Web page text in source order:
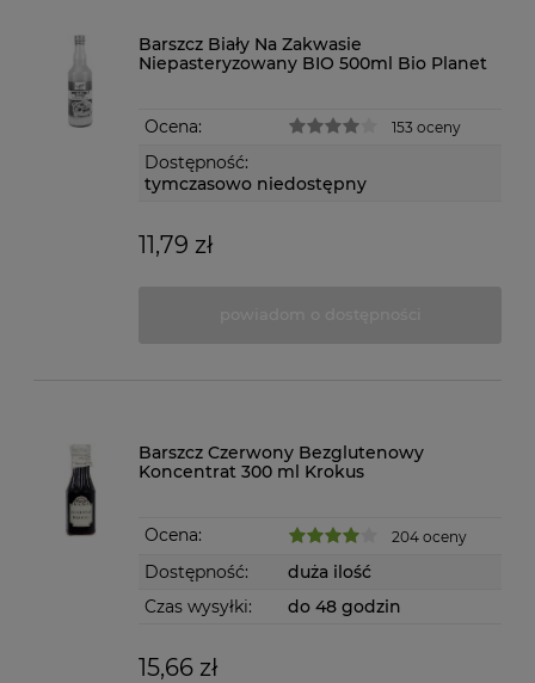
Barszcz Biały Na Zakwasie
Niepasteryzowany BIO 500ml Bio Planet
Ocena: 153 oceny
Dostępność:
tymczasowo niedostępny
11,79 zł
Barszcz Czerwony Bezglutenowy
Koncentrat 300 ml Krokus
Ocena: 204 oceny
Dostępność:
duża ilość
Czas wysyłki:
do 48 godzin
15,66 zł